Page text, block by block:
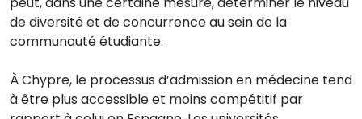
de diversité et de concurrence au sein de la
communauté étudiante.
À Chypre, le processus d’admission en médecine tend
à être plus accessible et moins compétitif par